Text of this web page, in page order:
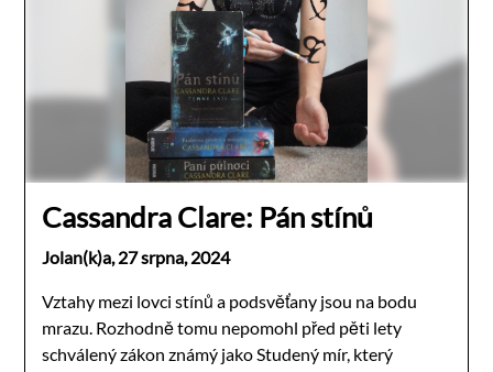
Cassandra Clare: Pán stínů
Jolan(k)a, 27 srpna, 2024
Vztahy mezi lovci stínů a podsvěťany jsou na bodu
mrazu. Rozhodně tomu nepomohl před pěti lety
schválený zákon známý jako Studený mír, který